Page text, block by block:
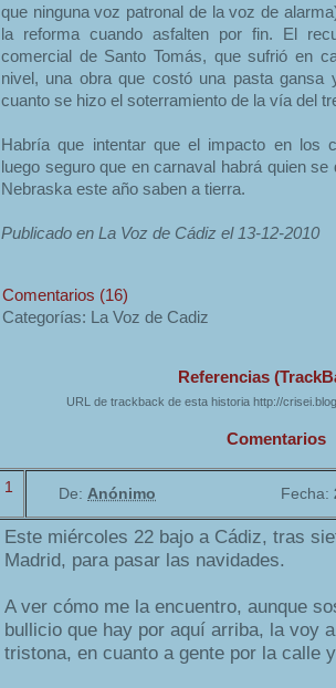
que ninguna voz patronal de la voz de
la reforma cuando asfalten por fin. El
comercial de Santo Tomás, que sufrió en
nivel, una obra que costó una pasta gansa
cuanto se hizo el soterramiento de la vía del
Habría que intentar que el impacto en los
luego seguro que en carnaval habrá quien
Nebraska este año saben a tierra.
Publicado en La Voz de Cádiz el 13-12-2010
Comentarios (16)
Categorías: La Voz de Cadiz
Referencias
URL de trackback de esta historia http://
Comentarios
1 De: Anónimo Fecha:
Este miércoles 22 bajo a Cádiz, tras
Madrid, para pasar las navidades.
A ver cómo me la encuentro, aunque
bullicio que hay por aquí arriba, la voy
tristona, en cuanto a gente por la calle